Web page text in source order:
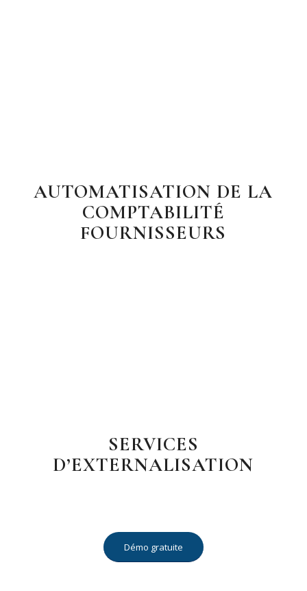
AUTOMATISATION DE LA
COMPTABILITÉ
FOURNISSEURS
SERVICES
D’EXTERNALISATION
Démo gratuite